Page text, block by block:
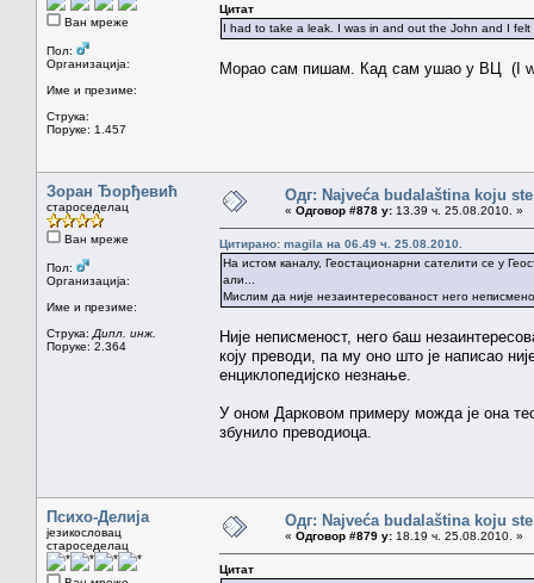
Ван мреже
Пол:
Организација:
Име и презиме:
Струка:
Поруке: 1.457
Цитат
I had to take a leak. I was in and out the John and I
Морао сам пишам. Кад сам ушао у ВЦ (I
Зоран Ђорђевић
староседелац
Ван мреже
Пол:
Организација:
Име и презиме:
Струка: Дипл. инж.
Поруке: 2.364
Одг: Najveća budalaština koju
« Одговор #878 у: 13.39 ч. 25.08.2010. »
Цитирано: magila на 06.49 ч. 25.08.2010.
На истом каналу, Геостационарни сателити се у
али...
Мислим да није незаинтересованост него
Није неписменост, него баш
коју преводи, па му оно што је написао
енциклопедијско незнање.
У оном Дарковом примеру можда је она
збунило преводиоца.
Психо-Делија
језикословац
староседелац
Одг: Najveća budalaština koju
« Одговор #879 у: 18.19 ч. 25.08.2010. »
Цитат